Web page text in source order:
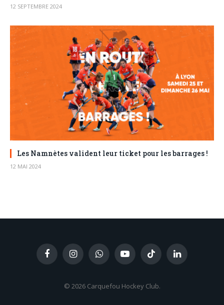
12 SEPTEMBRE 2024
Les Namnètes valident leur ticket pour les barrages !
12 MAI 2024
FacebookInstagramWhatsAppYouTubeTikTok LinkedIn
© 2026 Carquefou Hockey Club.